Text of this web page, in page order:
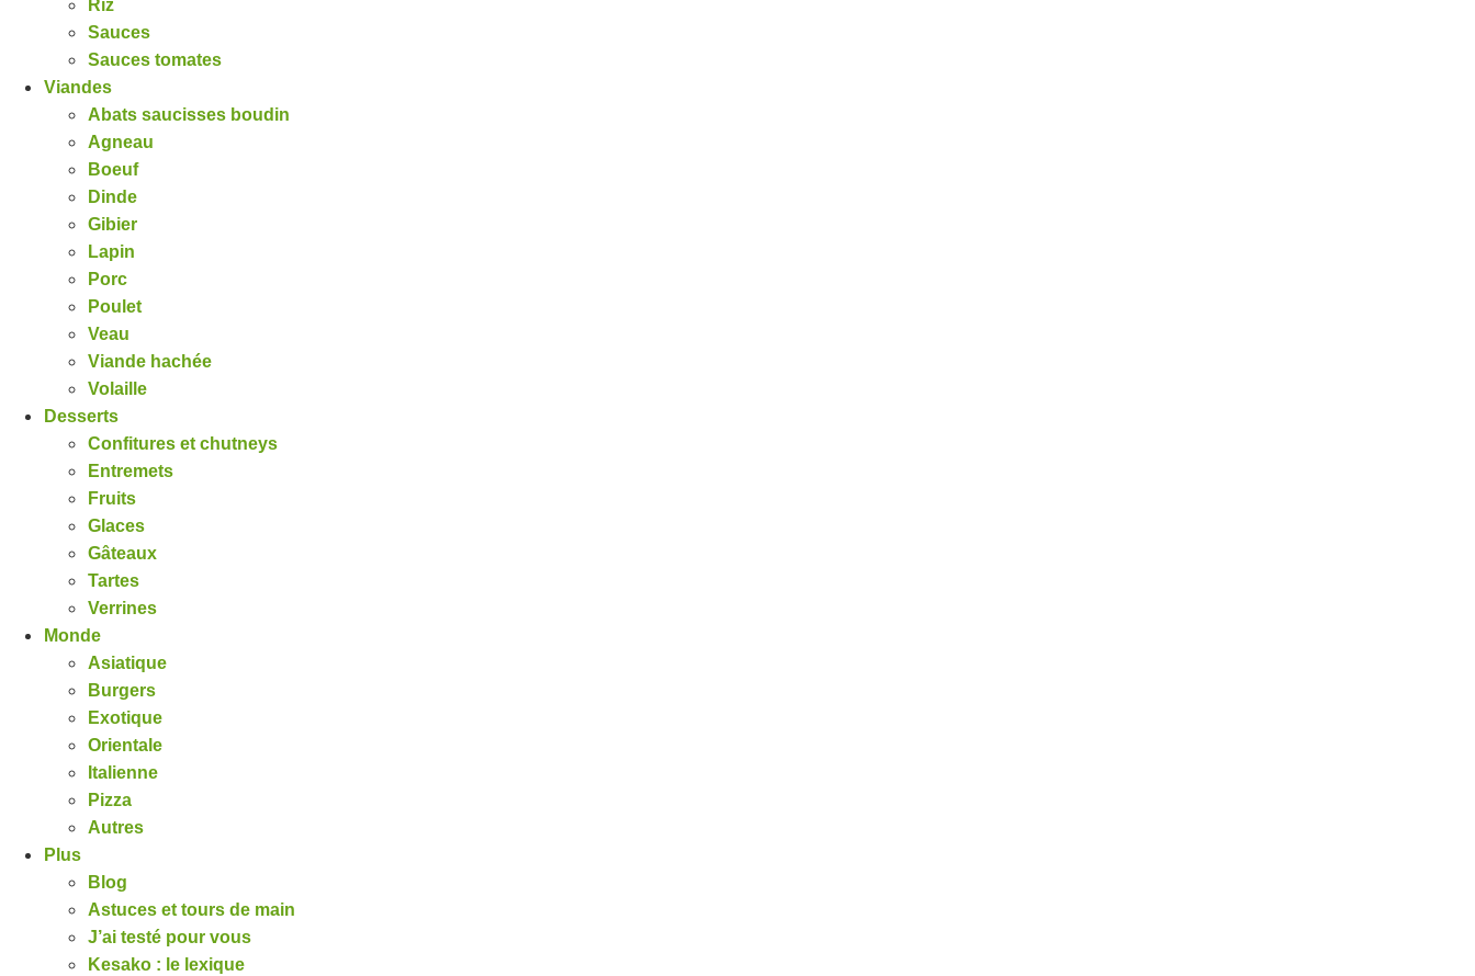
Riz
Sauces
Sauces tomates
Viandes
Abats saucisses boudin
Agneau
Boeuf
Dinde
Gibier
Lapin
Porc
Poulet
Veau
Viande hachée
Volaille
Desserts
Confitures et chutneys
Entremets
Fruits
Glaces
Gâteaux
Tartes
Verrines
Monde
Asiatique
Burgers
Exotique
Orientale
Italienne
Pizza
Autres
Plus
Blog
Astuces et tours de main
J’ai testé pour vous
Kesako : le lexique